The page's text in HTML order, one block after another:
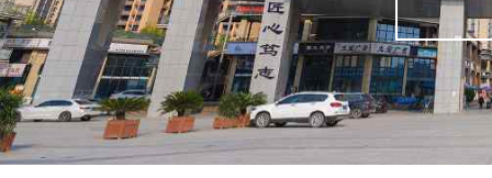
学生资助
下载中心
联系我们
专业建设
课程建设
教学改革
学术交流